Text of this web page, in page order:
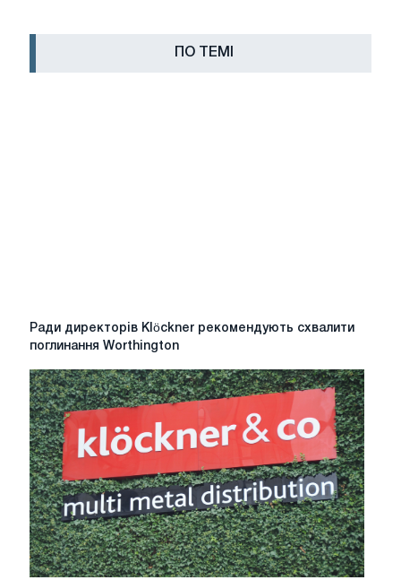
ПО ТЕМІ
Ради
рекомендують
схвалити
поглинання
Worthington
Ради директорів Klöckner рекомендують схвалити
поглинання Worthington